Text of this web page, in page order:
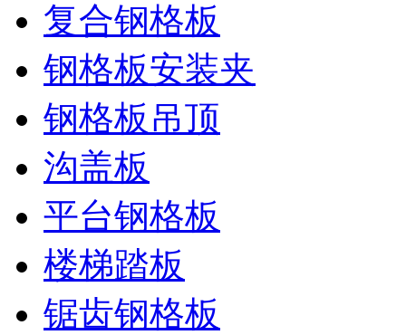
复合钢格板
钢格板安装夹
钢格板吊顶
沟盖板
平台钢格板
楼梯踏板
锯齿钢格板